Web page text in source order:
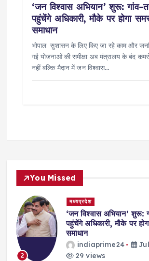
‘जन विश्वास अभियान’ शुरू: गांव-
पहुंचेंगे अधिकारी, मौके पर होगा
समाधान
भोपाल सुशासन के लिए किए जा रहे काम और
गई योजनाओं की समीक्षा अब मंत्रालय के बंद
नहीं बल्कि मैदान में जन विश्वास…
You Missed
2
मध्यप्रदेश
‘जन विश्वास अभियान’ शुरू:
पहुंचेंगे अधिकारी, मौके पर
समाधान
indiaprime24
29 views